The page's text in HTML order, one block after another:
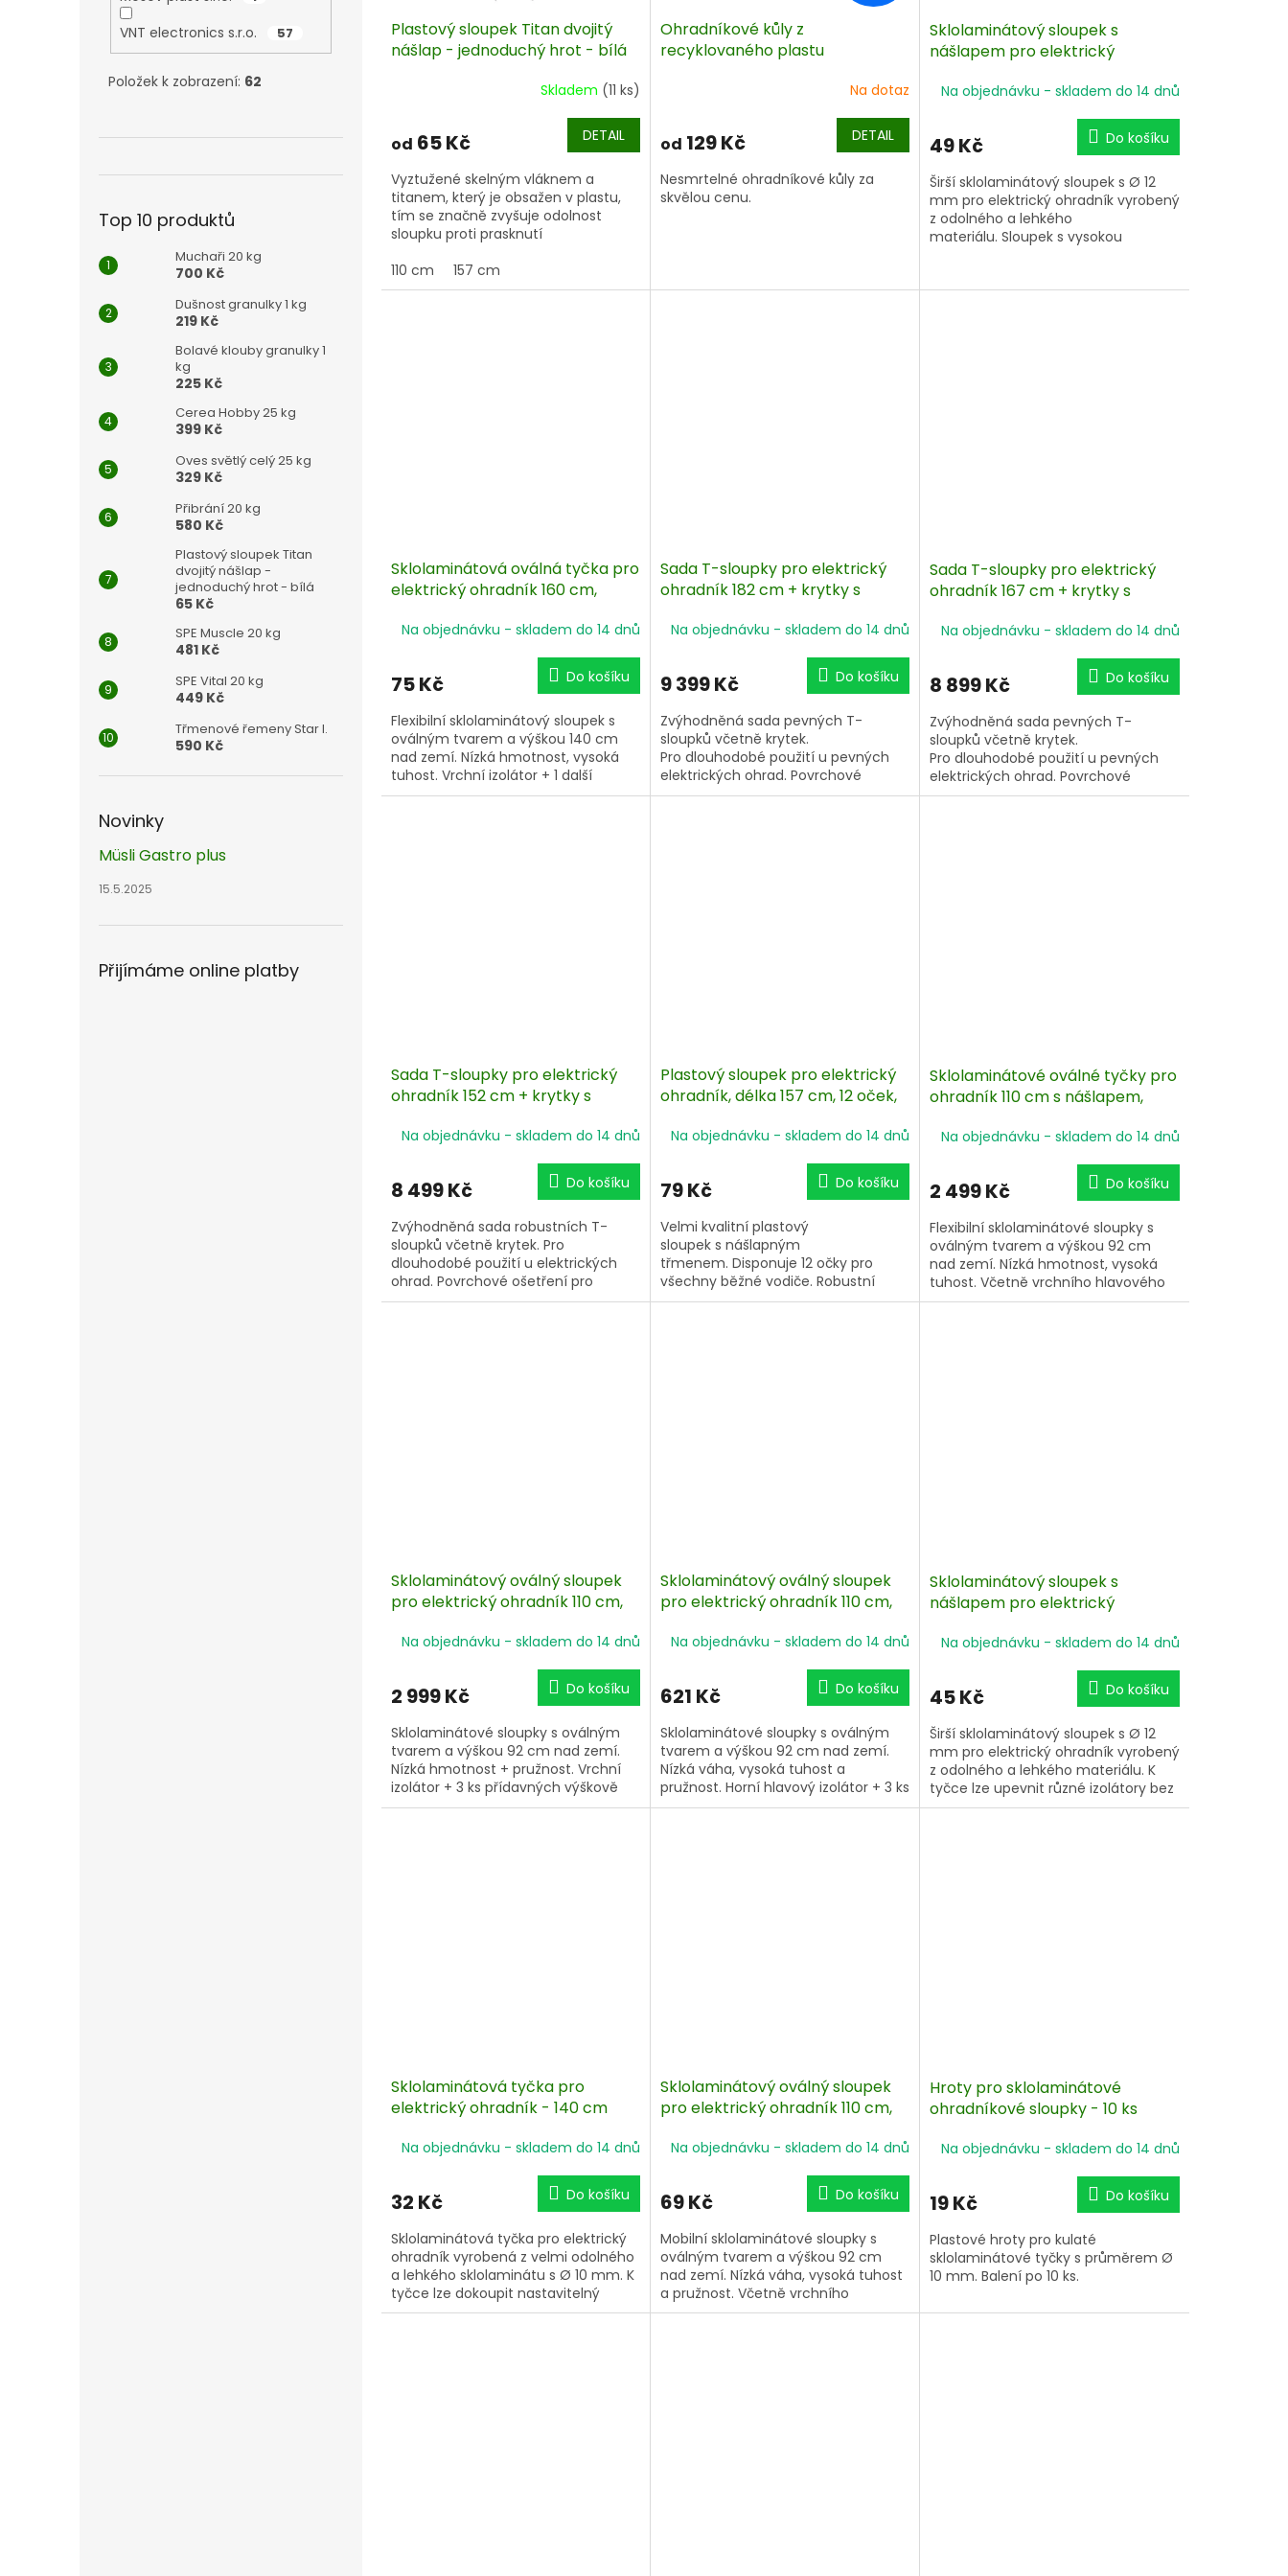
VNT electronics s.r.o. 57
Položek k zobrazení: 62
Top 10 produktů
Muchaři 20 kg
700 Kč
Dušnost granulky 1 kg
219 Kč
Bolavé klouby granulky 1
kg
225 Kč
Cerea Hobby 25 kg
399 Kč
Oves světlý celý 25 kg
329 Kč
Přibrání 20 kg
580 Kč
Plastový sloupek Titan
dvojitý nášlap -
jednoduchý hrot - bílá
65 Kč
SPE Muscle 20 kg
481 Kč
SPE Vital 20 kg
449 Kč
Třmenové řemeny Star I.
590 Kč
Novinky
Müsli Gastro plus
15.5.2025
Přijímáme online platby
Plastový sloupek Titan dvojitý
nášlap - jednoduchý hrot - bílá
Skladem (11 ks)
od 65 Kč DETAIL
Vyztužené skelným vláknem a
titanem, který je obsažen v plastu,
tím se značně zvyšuje odolnost
sloupku proti prasknutí
110 cm
157 cm
Ohradníkové kůly z
recyklovaného plastu
Na dotaz
od 129 Kč DETAIL
Nesmrtelné ohradníkové kůly za
skvělou cenu.
Sklolaminátový sloupek s
nášlapem pro elektrický
Na objednávku - skladem do 14 dnů
49 Kč Do košíku
Širší sklolaminátový sloupek s Ø 12
mm pro elektrický ohradník vyrobený
z odolného a lehkého
materiálu. Sloupek s vysokou
Sklolaminátová oválná tyčka pro
elektrický ohradník 160 cm,
Na objednávku - skladem do 14 dnů
75 Kč Do košíku
Flexibilní sklolaminátový sloupek s
oválným tvarem a výškou 140 cm
nad zemí. Nízká hmotnost, vysoká
tuhost. Vrchní izolátor + 1 další
izolátory pro vodiče do 20 mm.
Sada T-sloupky pro elektrický
ohradník 182 cm + krytky s
Na objednávku - skladem do 14 dnů
9 399 Kč Do košíku
Zvýhodněná sada pevných T-
sloupků včetně krytek.
Pro dlouhodobé použití u pevných
elektrických ohrad. Povrchové
ošetření pro dlouhodobou ochranu
Sada T-sloupky pro elektrický
ohradník 167 cm + krytky s
Na objednávku - skladem do 14 dnů
8 899 Kč Do košíku
Zvýhodněná sada pevných T-
sloupků včetně krytek.
Pro dlouhodobé použití u pevných
elektrických ohrad. Povrchové
ošetření pro dlouhodobou ochranu
Sada T-sloupky pro elektrický
ohradník 152 cm + krytky s
Na objednávku - skladem do 14 dnů
8 499 Kč Do košíku
Zvýhodněná sada robustních T-
sloupků včetně krytek. Pro
dlouhodobé použití u elektrických
ohrad. Povrchové ošetření pro
dlouhodobou ochranu proti
Plastový sloupek pro elektrický
ohradník, délka 157 cm, 12 oček,
Na objednávku - skladem do 14 dnů
79 Kč Do košíku
Velmi kvalitní plastový
sloupek s nášlapným
třmenem. Disponuje 12 očky pro
všechny běžné vodiče. Robustní
provedení s vyztužením ze skelných
Sklolaminátové oválné tyčky pro
ohradník 110 cm s nášlapem,
Na objednávku - skladem do 14 dnů
2 499 Kč Do košíku
Flexibilní sklolaminátové sloupky s
oválným tvarem a výškou 92 cm
nad zemí. Nízká hmotnost, vysoká
tuhost. Včetně vrchního hlavového
izolátoru + 1 přídavný výškově
Sklolaminátový oválný sloupek
pro elektrický ohradník 110 cm,
Na objednávku - skladem do 14 dnů
2 999 Kč Do košíku
Sklolaminátové sloupky s oválným
tvarem a výškou 92 cm nad zemí.
Nízká hmotnost + pružnost. Vrchní
izolátor + 3 ks přídavných výškově
nastavitelných izolátorů. Použitelné
Sklolaminátový oválný sloupek
pro elektrický ohradník 110 cm,
Na objednávku - skladem do 14 dnů
621 Kč Do košíku
Sklolaminátové sloupky s oválným
tvarem a výškou 92 cm nad zemí.
Nízká váha, vysoká tuhost a
pružnost. Horní hlavový izolátor + 3 ks
přídavných výškově nastavitelných
Sklolaminátový sloupek s
nášlapem pro elektrický
Na objednávku - skladem do 14 dnů
45 Kč Do košíku
Širší sklolaminátový sloupek s Ø 12
mm pro elektrický ohradník vyrobený
z odolného a lehkého materiálu. K
tyčce lze upevnit různé izolátory bez
potřeby použití nářadí. Vysoká
Sklolaminátová tyčka pro
elektrický ohradník - 140 cm
Na objednávku - skladem do 14 dnů
32 Kč Do košíku
Sklolaminátová tyčka pro elektrický
ohradník vyrobená z velmi odolného
a lehkého sklolaminátu s Ø 10 mm. K
tyčce lze dokoupit nastavitelný
nášlap a upevnit různé izolátory bez
Sklolaminátový oválný sloupek
pro elektrický ohradník 110 cm,
pásku až 50 mm
Na objednávku - skladem do 14 dnů
69 Kč Do košíku
Mobilní sklolaminátové sloupky s
oválným tvarem a výškou 92 cm
nad zemí. Nízká váha, vysoká tuhost
a pružnost. Včetně vrchního
hlavového izolátoru + 3 ks
Hroty pro sklolaminátové
ohradníkové sloupky - 10 ks
Na objednávku - skladem do 14 dnů
19 Kč Do košíku
Plastové hroty pro kulaté
sklolaminátové tyčky s průměrem Ø
10 mm. Balení po 10 ks.